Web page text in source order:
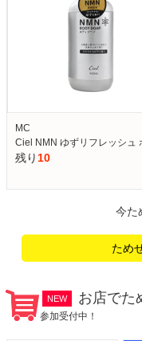
MC
Ciel NMN ゆずリフレッシュ
残り 10
今た
ため
NEW お店でた
参加受付中！